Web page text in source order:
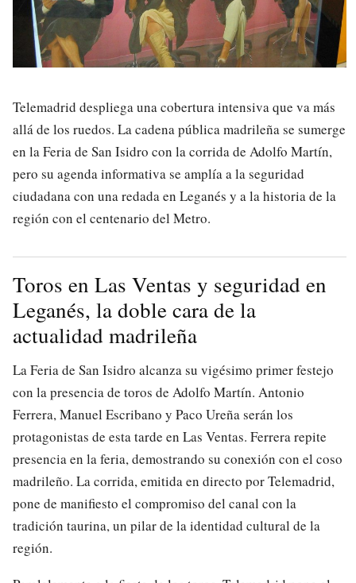
Telemadrid despliega una cobertura intensiva que va más
allá de los ruedos. La cadena pública madrileña se sumerge
en la Feria de San Isidro con la corrida de Adolfo Martín,
pero su agenda informativa se amplía a la seguridad
ciudadana con una redada en Leganés y a la historia de la
región con el centenario del Metro.
Toros en Las Ventas y seguridad en
Leganés, la doble cara de la
actualidad madrileña
La Feria de San Isidro alcanza su vigésimo primer festejo
con la presencia de toros de Adolfo Martín. Antonio
Ferrera, Manuel Escribano y Paco Ureña serán los
protagonistas de esta tarde en Las Ventas. Ferrera repite
presencia en la feria, demostrando su conexión con el coso
madrileño. La corrida, emitida en directo por Telemadrid,
pone de manifiesto el compromiso del canal con la
tradición taurina, un pilar de la identidad cultural de la
región.